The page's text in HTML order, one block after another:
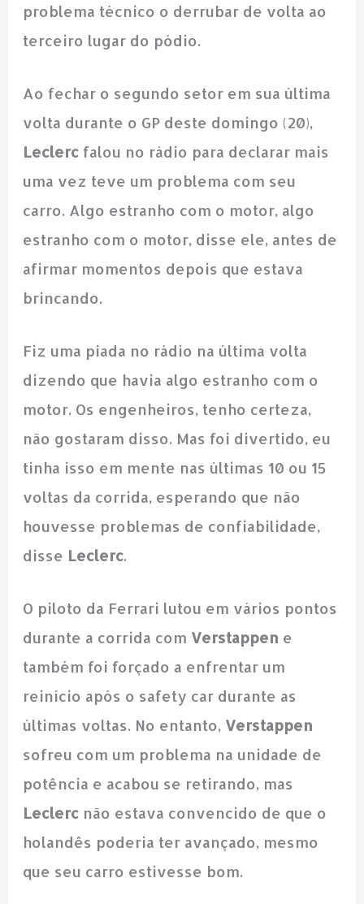
problema técnico o derrubar de volta ao
terceiro lugar do pódio.
Ao fechar o segundo setor em sua última
volta durante o GP deste domingo (20),
Leclerc falou no rádio para declarar mais
uma vez teve um problema com seu
carro. Algo estranho com o motor, algo
estranho com o motor, disse ele, antes de
afirmar momentos depois que estava
brincando.
Fiz uma piada no rádio na última volta
dizendo que havia algo estranho com o
motor. Os engenheiros, tenho certeza,
não gostaram disso. Mas foi divertido, eu
tinha isso em mente nas últimas 10 ou 15
voltas da corrida, esperando que não
houvesse problemas de confiabilidade,
disse Leclerc.
O piloto da Ferrari lutou em vários pontos
durante a corrida com Verstappen e
também foi forçado a enfrentar um
reinício após o safety car durante as
últimas voltas. No entanto, Verstappen
sofreu com um problema na unidade de
potência e acabou se retirando, mas
Leclerc não estava convencido de que o
holandês poderia ter avançado, mesmo
que seu carro estivesse bom.